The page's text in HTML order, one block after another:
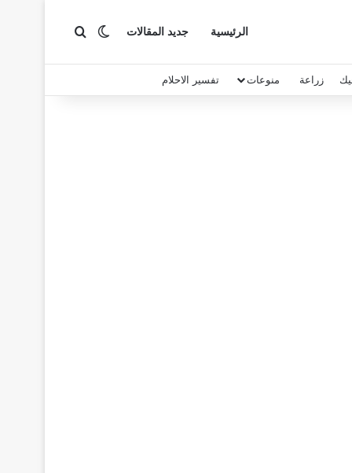
الرئيسية جديد المقالات الوضع المظلم
بحث عن
زراعة منوعات تفسير الاحلام